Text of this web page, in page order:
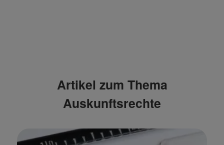
Artikel zum Thema
Auskunftsrechte